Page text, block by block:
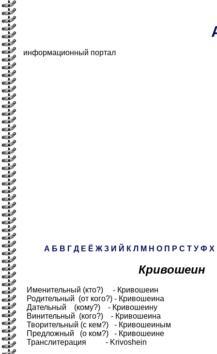
информационный портал
А Б В Г Д Е Ё Ж З И Й К Л М Н О П Р С Т У Ф Х
Кривошеин
Именительный (кто?) - Кривошеин
Родительный (от кого?) - Кривошеина
Дательный (кому?) - Кривошеину
Винительный (кого?) - Кривошеина
Творительный (с кем?) - Кривошеиным
Предложный (о ком?) - Кривошеине
Транслитерация - Krivoshein